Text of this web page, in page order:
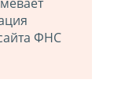
ФНС